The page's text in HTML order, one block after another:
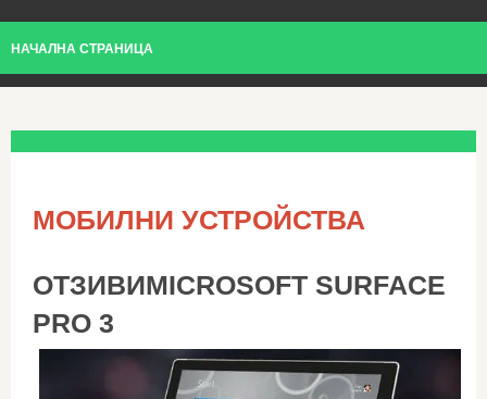
НАЧАЛНА СТРАНИЦА
МОБИЛНИ УСТРОЙСТВА
ОТЗИВИMICROSOFT SURFACE
PRO 3